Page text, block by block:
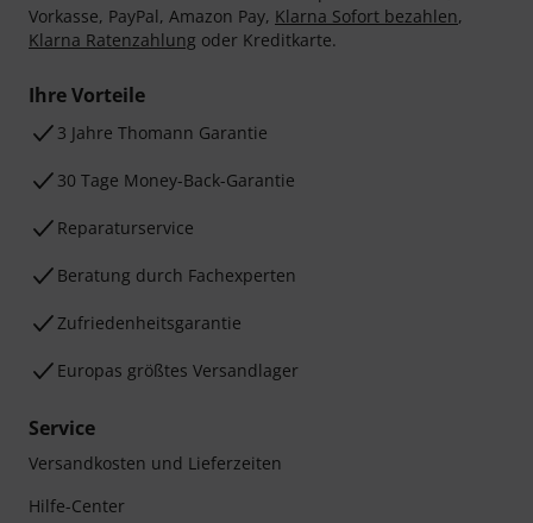
Vorkasse, PayPal, Amazon Pay, Klarna Sofort bezahlen,
Klarna Ratenzahlung oder Kreditkarte.
Ihre Vorteile
3 Jahre Thomann Garantie
30 Tage Money-Back-Garantie
Reparaturservice
Beratung durch Fachexperten
Zufriedenheitsgarantie
Europas größtes Versandlager
Service
Versandkosten und Lieferzeiten
Hilfe-Center